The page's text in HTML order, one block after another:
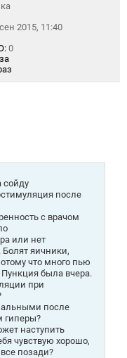
2015, 11:40
0
сойду
после
с врачом
или нет
Болят яичники,
что много пью
была вчера.
при
после
гиперы?
наступить
чувствую хорошо,
позади?